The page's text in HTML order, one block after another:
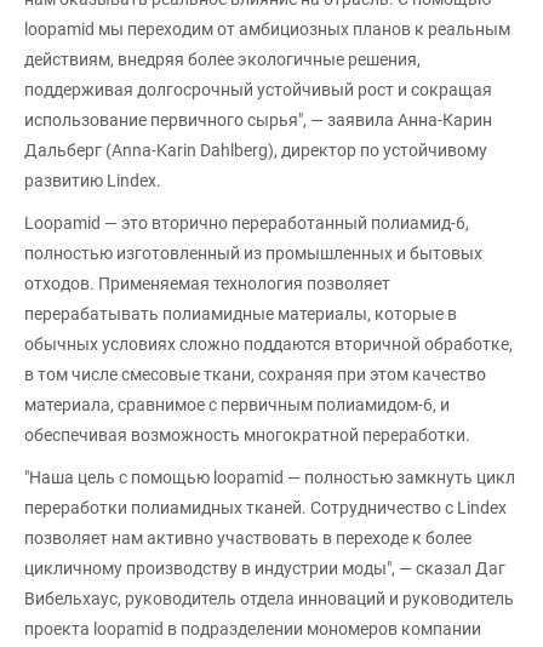
loopamid мы переходим от амбициозных планов к реальным
действиям, внедряя более экологичные решения,
поддерживая долгосрочный устойчивый рост и сокращая
использование первичного сырья", — заявила Анна-Карин
Дальберг (Anna-Karin Dahlberg), директор по устойчивому
развитию Lindex.
Loopamid — это вторично переработанный полиамид-6,
полностью изготовленный из промышленных и бытовых
отходов. Применяемая технология позволяет
перерабатывать полиамидные материалы, которые в
обычных условиях сложно поддаются вторичной обработке,
в том числе смесовые ткани, сохраняя при этом качество
материала, сравнимое с первичным полиамидом-6, и
обеспечивая возможность многократной переработки.
"Наша цель с помощью loopamid — полностью замкнуть цикл
переработки полиамидных тканей. Сотрудничество с Lindex
позволяет нам активно участвовать в переходе к более
цикличному производству в индустрии моды", — сказал Даг
Вибельхаус, руководитель отдела инноваций и руководитель
проекта loopamid в подразделении мономеров компании